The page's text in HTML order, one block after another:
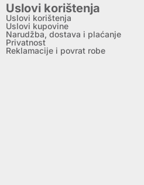
Uslovi korištenja
Uslovi korištenja
Uslovi kupovine
Narudžba, dostava i plaćanje
Privatnost
Reklamacije i povrat robe